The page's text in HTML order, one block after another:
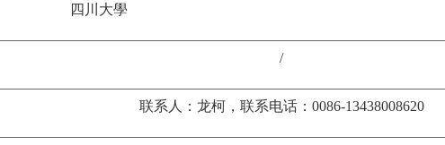
四川大學
/
联系人：龙柯，联系电话： 0086-13438008620